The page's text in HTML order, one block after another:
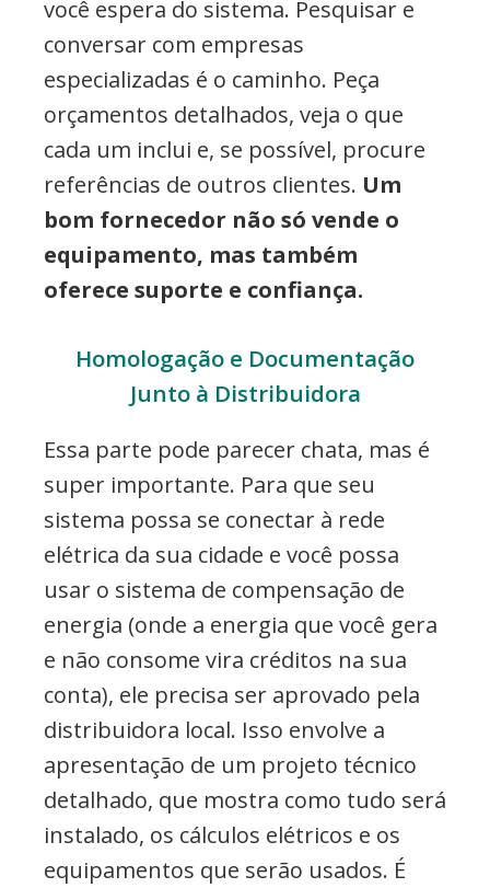
você espera do sistema. Pesquisar e
conversar com empresas
especializadas é o caminho. Peça
orçamentos detalhados, veja o que
cada um inclui e, se possível, procure
referências de outros clientes. Um
bom fornecedor não só vende o
equipamento, mas também
oferece suporte e confiança.
Homologação e Documentação
Junto à Distribuidora
Essa parte pode parecer chata, mas é
super importante. Para que seu
sistema possa se conectar à rede
elétrica da sua cidade e você possa
usar o sistema de compensação de
energia (onde a energia que você gera
e não consome vira créditos na sua
conta), ele precisa ser aprovado pela
distribuidora local. Isso envolve a
apresentação de um projeto técnico
detalhado, que mostra como tudo será
instalado, os cálculos elétricos e os
equipamentos que serão usados. É